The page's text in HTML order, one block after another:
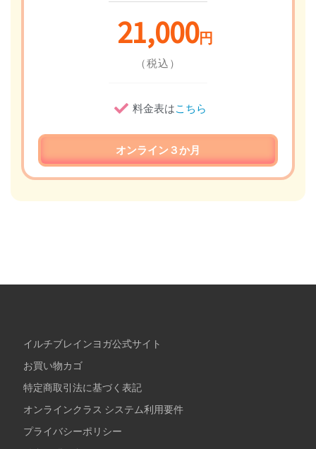
21,000円
（税込）
料金表はこちら
オンライン３か月
イルチブレインヨガ公式サイト
お買い物カゴ
特定商取引法に基づく表記
オンラインクラス システム利用要件
プライバシーポリシー